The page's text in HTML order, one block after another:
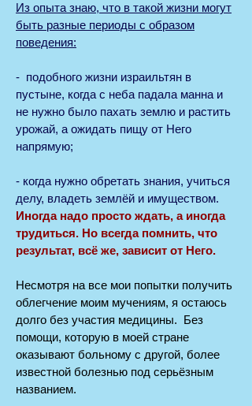
Из опыта знаю, что в такой жизни могут
быть разные периоды с образом
поведения:
- подобного жизни израильтян в
пустыне, когда с неба падала манна и
не нужно было пахать землю и растить
урожай, а ожидать пищу от Него
напрямую;
- когда нужно обретать знания, учиться
делу, владеть землёй и имуществом.
Иногда надо просто ждать, а иногда
трудиться. Но всегда помнить, что
результат, всё же, зависит от Него.
Несмотря на все мои попытки получить
облегчение моим мучениям, я остаюсь
долго без участия медицины. Без
помощи, которую в моей стране
оказывают больному с другой, более
известной болезнью под серьёзным
названием.